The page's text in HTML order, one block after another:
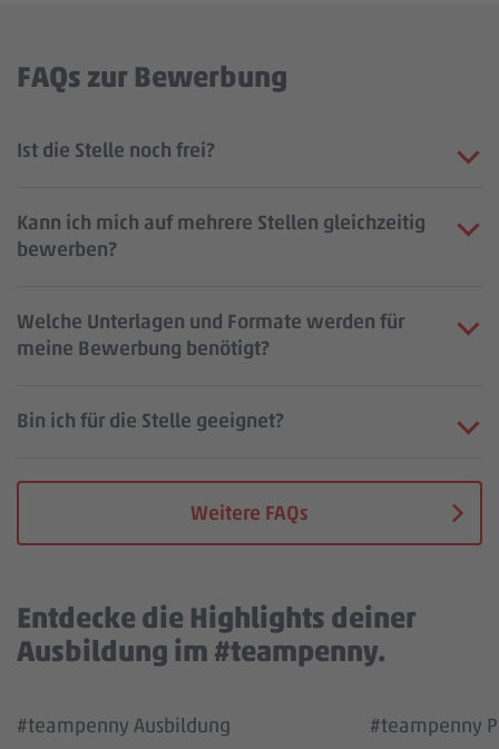
FAQs zur Bewerbung
Ist die Stelle noch frei?
Kann ich mich auf mehrere Stellen gleichzeitig
bewerben?
Welche Unterlagen und Formate werden für
meine Bewerbung benötigt?
Bin ich für die Stelle geeignet?
Weitere FAQs
Entdecke die Highlights deiner
Ausbildung im #teampenny.
Wir benötigen deine Zustimmung, um den
YouTube Video Service zu laden!
#teampenny Ausbildung
Wir
YouTube
#teampenny